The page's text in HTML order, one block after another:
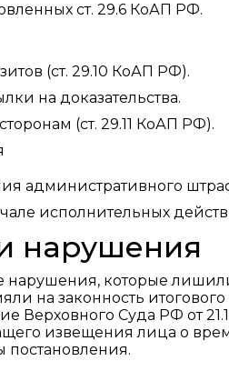
ст. 29.6 КоАП РФ.
(ст. 29.10 КоАП РФ).
на доказательства.
(ст. 29.11 КоАП РФ).
административного
исполнительных
нарушения
нарушения, которые
на законность итогового
Суда РФ от
извещения лица о
постановления.